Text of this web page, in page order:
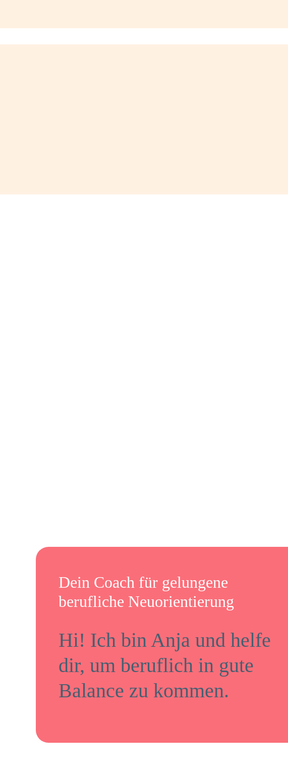
Dein Coach für gelungene
berufliche Neuorientierung
Hi! Ich bin Anja und helfe
dir, um beruflich in gute
Balance zu kommen.